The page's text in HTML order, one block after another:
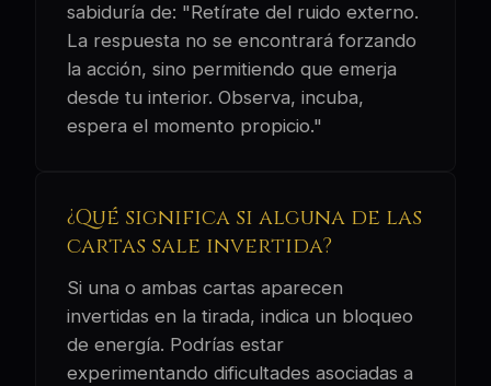
sabiduría de: "Retírate del ruido externo.
La respuesta no se encontrará forzando
la acción, sino permitiendo que emerja
desde tu interior. Observa, incuba,
espera el momento propicio."
¿Qué significa si alguna de las
cartas sale invertida?
Si una o ambas cartas aparecen
invertidas en la tirada, indica un bloqueo
de energía. Podrías estar
experimentando dificultades asociadas a